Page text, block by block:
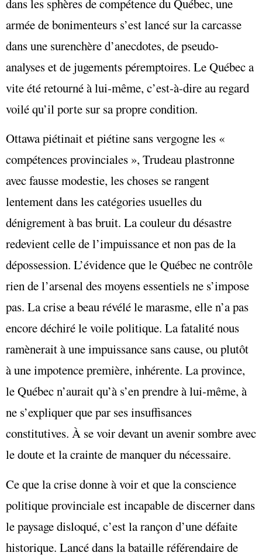
dans les sphères de compétence du Québec, une
armée de bonimenteurs s’est lancé sur la carcasse
dans une surenchère d’anecdotes, de pseudo-
analyses et de jugements péremptoires. Le Québec a
vite été retourné à lui-même, c’est-à-dire au regard
voilé qu’il porte sur sa propre condition.
Ottawa piétinait et piétine sans vergogne les «
compétences provinciales », Trudeau plastronne
avec fausse modestie, les choses se rangent
lentement dans les catégories usuelles du
dénigrement à bas bruit. La couleur du désastre
redevient celle de l’impuissance et non pas de la
dépossession. L’évidence que le Québec ne contrôle
rien de l’arsenal des moyens essentiels ne s’impose
pas. La crise a beau révélé le marasme, elle n’a pas
encore déchiré le voile politique. La fatalité nous
ramènerait à une impuissance sans cause, ou plutôt
à une impotence première, inhérente. La province,
le Québec n’aurait qu’à s’en prendre à lui-même, à
ne s’expliquer que par ses insuffisances
constitutives. À se voir devant un avenir sombre avec
le doute et la crainte de manquer du nécessaire.
Ce que la crise donne à voir et que la conscience
politique provinciale est incapable de discerner dans
le paysage disloqué, c’est la rançon d’une défaite
historique. Lancé dans la bataille référendaire de